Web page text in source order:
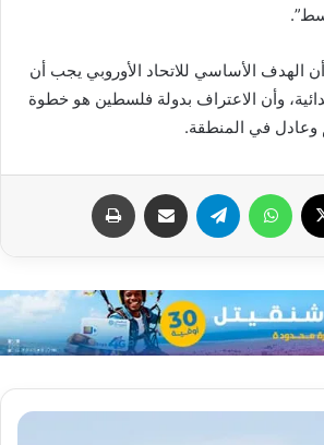
الأساسي للاتحاد الأوروبي يجب أن
وأن الاعتراف بدولة فلسطين هو خطوة
وعادل في المنطقة.
واتساب تيلقرام مشاركة عبر البريد